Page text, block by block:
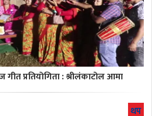
गीत प्रतियोगिता : श्रीलंकाटोल आमा
थप